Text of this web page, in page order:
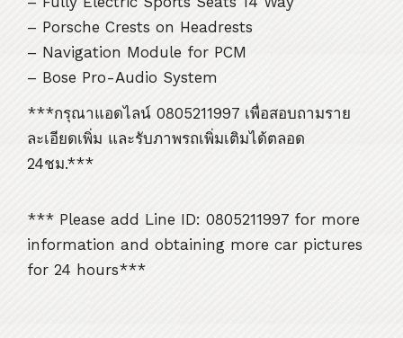
– Porsche Crests on Headrests
– Navigation Module for PCM
– Bose Pro-Audio System
***กรุณาแอดไลน์ 0805211997 เพื่อสอบถามราย
ละเอียดเพิ่ม และรับภาพรถเพิ่มเติมได้ตลอด
24ชม.***
*** Please add Line ID: 0805211997 for more
information and obtaining more car pictures
for 24 hours***